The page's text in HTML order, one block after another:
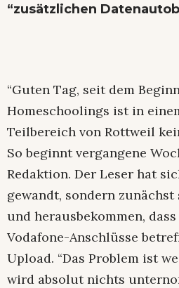
“zusätzlichen
“Guten Tag, seit dem
Homeschoolings ist in
Teilbereich von Rottweil
So beginnt vergangene
Redaktion. Der Leser hat
gewandt, sondern
und herausbekommen,
Vodafone-Anschlüsse
Upload. “Das Problem ist
wird absolut nichts